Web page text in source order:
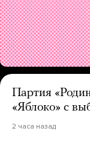
Партия
«Яблоко» с
2 часа назад